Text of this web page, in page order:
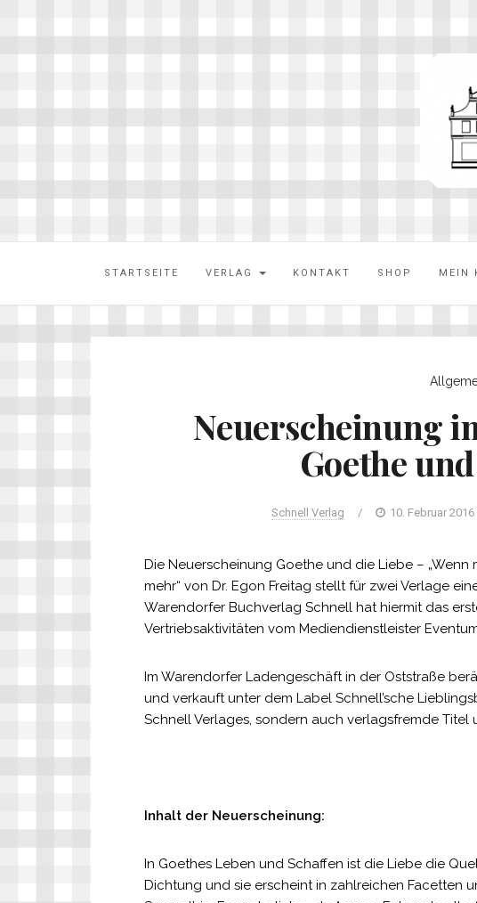
STARTSEITE VERLAG KONTAKT SHOP MEIN
Neuerscheinung
Goethe
Schnell Verlag / 10. Februar 2016
Die Neuerscheinung Goethe und die Liebe –
mehr“ von Dr. Egon Freitag stellt für zwei Verlage
Warendorfer Buchverlag Schnell hat hiermit das
Vertriebsaktivitäten vom Mediendienstleister
Im Warendorfer Ladengeschäft in der Oststraße
und verkauft unter dem Label Schnell’sche
Schnell Verlages, sondern auch verlagsfremde Titel
Inhalt der Neuerscheinung:
In Goethes Leben und Schaffen ist die Liebe die
Dichtung und sie erscheint in zahlreichen Facetten